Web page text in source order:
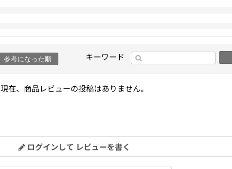
参考になった順 キーワード
現在、商品レビューの投稿はありません。
ログインして レビューを書く